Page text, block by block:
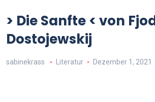
> Die Sanfte < von
Dostojewskij
sabinekrass Literatur Dezember 1, 2021